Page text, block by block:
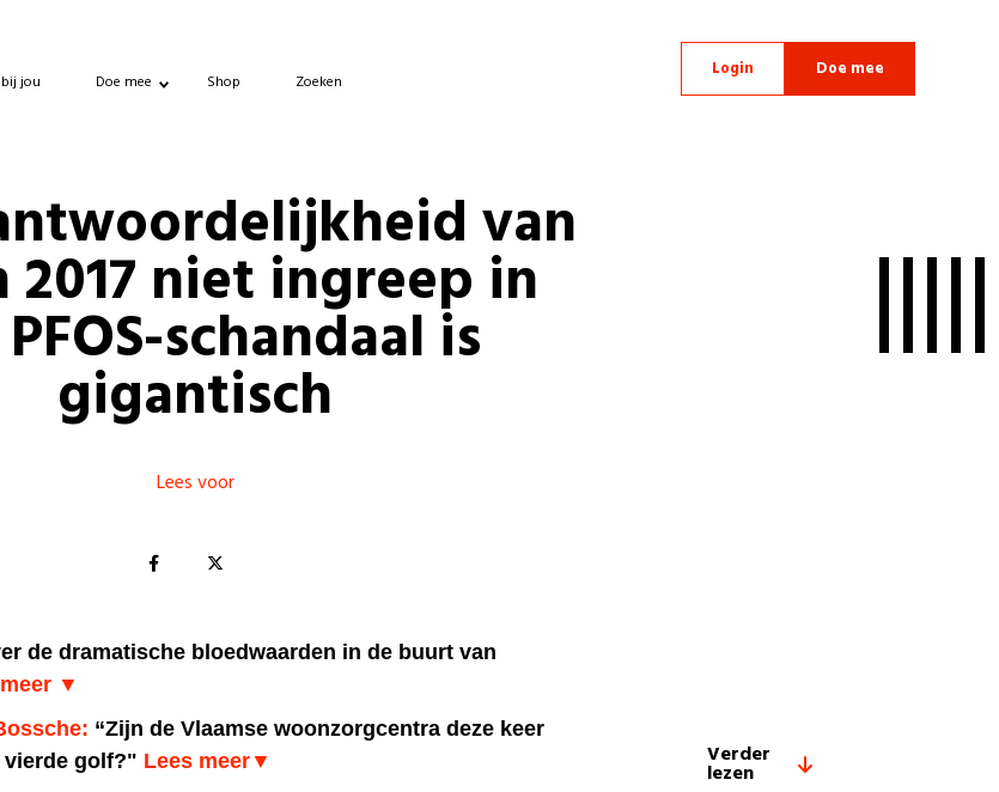
jou Doe mee Shop Zoeken
Login Doe mee
van
niet ingreep in
schandaal is
gigantisch
Lees voor
de dramatische bloedwaarden in de buurt van
▼
“Zijn de Vlaamse woonzorgcentra deze keer
golf?" Lees meer▼ Verder
lezen